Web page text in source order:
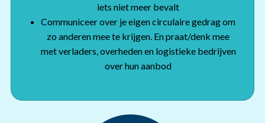
iets niet meer bevalt
Communiceer over je eigen circulaire gedrag om
zo anderen mee te krijgen. En praat/denk mee
met verladers, overheden en logistieke bedrijven
over hun aanbod